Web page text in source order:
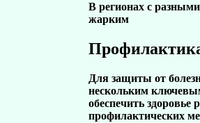
В регионах с
жарким
Для защиты от
нескольким
обеспечить здоровье
профилактических